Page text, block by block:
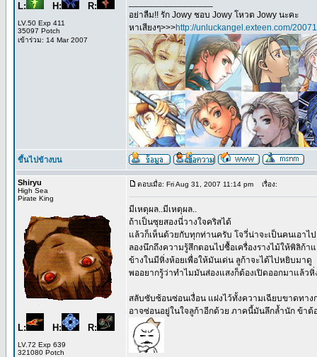
L: H: R:
LV.50 Exp 411
35097 Potch
เข้าร่วม: 14 Mar 2007
อย่าลืม!! รัก Jowy ชอบ Jowy โหวต Jowy นะคะ
หาเสียงๆ>>>http://unluckangel.exteen.com/
ขึ้นไปข้างบน
Shiryu
High Sea
Pirate King
L: H: R:
LV.72 Exp 639
321080 Potch
ตอบเมื่อ: Fri Aug 31, 2007 11:14 pm เรื่อง:
มีเหตุผล..มีเหตุผล..
ถ้าเป็นซุยสองนี่วางใจคริสได้
แล้วก็เห็นด้วยกับทุกท่านครับ โจวี่น่าจะเป็นคนเอาไ
ลองนึกถึงความรู้สึกตอนไปซื้อเครื่องรางไม้ให้พิลิก้
ข้างในมีหิ่งห้อยเพื่อให้มันเด่น ลูก้าจะได้ไปหยิบมาดู
พออยากรู้ว่าทำไมมันส่องแสงก็ต้องเปิดออกมาแล้ว
สลับซับซ้อนซ่อนเงื่อน แฝงไว้ทั้งความเฉียบขาดทา
อาจซ่อนอยู่ในใจลูก้าอีกด้วย ภาคนี้มันลึกล้ำนัก ข้าต้